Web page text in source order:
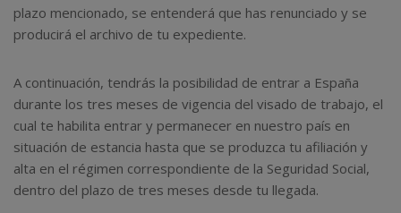
plazo mencionado, se entenderá que has renunciado y se
producirá el archivo de tu expediente.
A continuación, tendrás la posibilidad de entrar a España
durante los tres meses de vigencia del visado de trabajo, el
cual te habilita entrar y permanecer en nuestro país en
situación de estancia hasta que se produzca tu afiliación y
alta en el régimen correspondiente de la Seguridad Social,
dentro del plazo de tres meses desde tu llegada.